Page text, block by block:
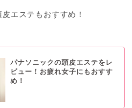
エステもおすすめ！
パナソニックの頭皮エステをレ
ビュー！お疲れ女子にもおすす
め！